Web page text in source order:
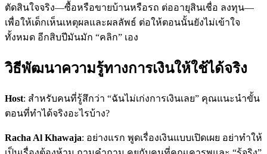
ตัดสินใจจริง—ซื้อหรือขายบ้านหรือรถ ต่ออายุสินเชื่อ ลงทุน—
เพื่อให้เด็กเห็นเหตุผลและผลลัพธ์ ต่อให้ตอนนั้นยังไม่เข้าใจ
ทั้งหมด อีกสิบปีมันมัก “คลิก” เอง
วิธีพัฒนาความรู้ทางการเงินให้ใช้ได้จริง
Host: สำหรับคนที่รู้สึกว่า “ฉันไม่เก่งการเงินเลย” คุณแนะนำขั้น
ตอนที่ทำได้จริงอะไรบ้าง?
Racha Al Khawaja: อย่างแรก พูดเรื่องเงินแบบเปิดเผย อย่าทำให้